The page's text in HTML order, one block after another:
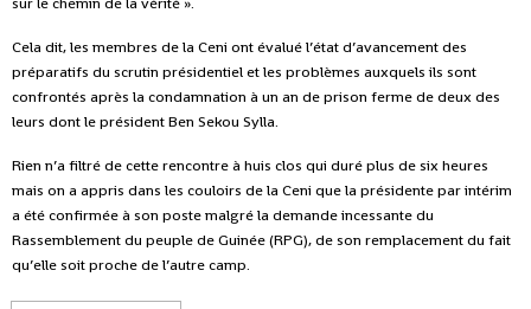
Cela dit, les membres de la Ceni ont évalué l’état d’avancement des
préparatifs du scrutin présidentiel et les problèmes auxquels ils sont
confrontés après la condamnation à un an de prison ferme de deux des
leurs dont le président Ben Sekou Sylla.
Rien n’a filtré de cette rencontre à huis clos qui duré plus de six heures
mais on a appris dans les couloirs de la Ceni que la présidente par intérim
a été confirmée à son poste malgré la demande incessante du
Rassemblement du peuple de Guinée (RPG), de son remplacement du fait
qu’elle soit proche de l’autre camp.